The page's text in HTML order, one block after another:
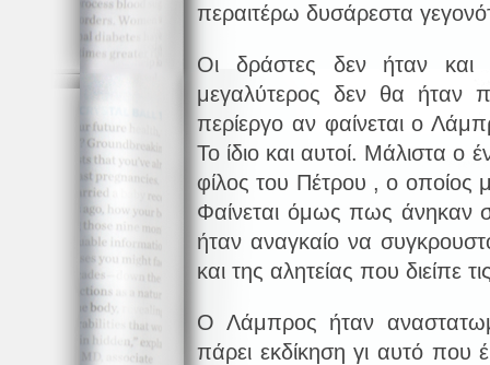
περαιτέρω δυσάρεστα
Οι δράστες δεν ήταν
μεγαλύτερος δεν θα
περίεργο αν φαίνεται ο
Το ίδιο και αυτοί. Μάλιστα ο
φίλος του Πέτρου , ο οποίος
Φαίνεται όμως πως άνηκαν
ήταν αναγκαίο να
και της αλητείας που διείπε
Ο Λάμπρος ήταν
πάρει εκδίκηση γι αυτό